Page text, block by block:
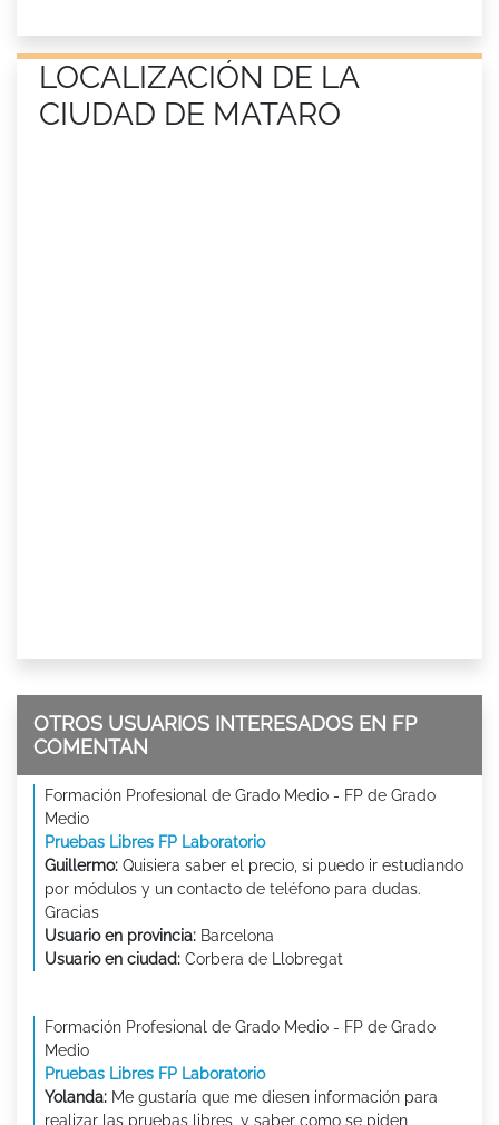
LOCALIZACIÓN DE LA
CIUDAD DE MATARO
OTROS USUARIOS INTERESADOS EN FP
COMENTAN
Formación Profesional de Grado Medio - FP de Grado
Medio
Pruebas Libres FP Laboratorio
Guillermo: Quisiera saber el precio, si puedo ir estudiando
por módulos y un contacto de teléfono para dudas.
Gracias
Usuario en provincia: Barcelona
Usuario en ciudad: Corbera de Llobregat
Formación Profesional de Grado Medio - FP de Grado
Medio
Pruebas Libres FP Laboratorio
Yolanda: Me gustaría que me diesen información para
realizar las pruebas libres, y saber como se piden